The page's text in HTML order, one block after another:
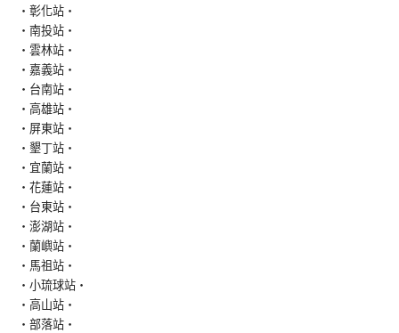
‧彰化站‧
‧南投站‧
‧雲林站‧
‧嘉義站‧
‧台南站‧
‧高雄站‧
‧屏東站‧
‧墾丁站‧
‧宜蘭站‧
‧花蓮站‧
‧台東站‧
‧澎湖站‧
‧蘭嶼站‧
‧馬祖站‧
‧小琉球站‧
‧高山站‧
‧部落站‧